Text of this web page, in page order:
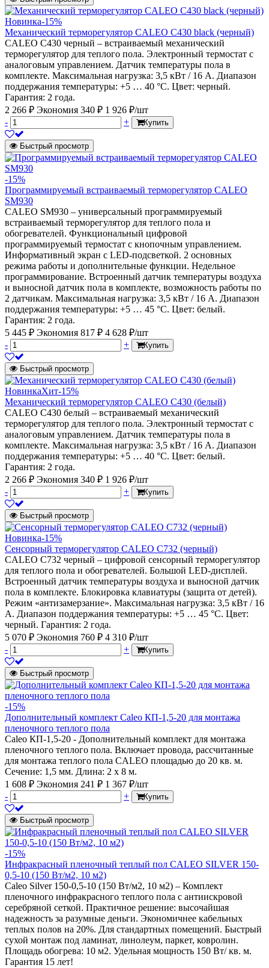
Новинка-15%
Механический терморегулятор CALEO C430 black (черный)
CALEO C430 черный – встраиваемый механический
терморегулятор для теплого пола. Электронный термостат с
аналоговым управлением. Датчик температуры пола в
комплекте. Максимальная нагрузка: 3,5 кВт / 16 А. Диапазон
поддержания температуры: +5 … 40 °С. Цвет: черный.
Гарантия: 2 года.
2 266 ₽ Экономия 340 ₽ 1 926 ₽/шт
-
+ Купить
Быстрый просмотр
-15%
Программируемый встраиваемый терморегулятор CALEO
SM930
CALEO SM930 – универсальный программируемый
встраиваемый терморегулятор для теплого пола и
обогревателей. Функциональный цифровой
программируемый термостат с кнопочным управлением.
Информативный экран с LED-подсветкой. 2 основных
режима работы и дополнительные функции. Недельное
программирование. Встроенный датчик температуры воздуха
и выносной датчик пола в комплекте, возможность работы по
2 датчикам. Максимальная нагрузка: 3,5 кВт / 16 А. Диапазон
поддержания температуры: +5 … 45 °С. Цвет: белый.
Гарантия: 2 года.
5 445 ₽ Экономия 817 ₽ 4 628 ₽/шт
-
+ Купить
Быстрый просмотр
НовинкаХит-15%
Механический терморегулятор CALEO С430 (белый)
CALEO C430 белый – встраиваемый механический
терморегулятор для теплого пола. Электронный термостат с
аналоговым управлением. Датчик температуры пола в
комплекте. Максимальная нагрузка: 3,5 кВт / 16 А. Диапазон
поддержания температуры: +5 … 40 °С. Цвет: белый.
Гарантия: 2 года.
2 266 ₽ Экономия 340 ₽ 1 926 ₽/шт
-
+ Купить
Быстрый просмотр
Новинка-15%
Сенсорный терморегулятор CALEO C732 (черный)
CALEO С732 черный – цифровой сенсорный терморегулятор
для теплого пола и обогревателей. Большой LED-дисплей.
Встроенный датчик температуры воздуха и выносной датчик
пола в комплекте. Блокировка клавиатуры (защита от детей).
Режим «антизамерзание». Максимальная нагрузка: 3,5 кВт / 16
А. Диапазон поддержания температуры: +5 … 45 °С. Цвет:
черный. Гарантия: 2 года.
5 070 ₽ Экономия 760 ₽ 4 310 ₽/шт
-
+ Купить
Быстрый просмотр
-15%
Дополнительный комплект Caleo КП-1,5-20 для монтажа
пленочного теплого пола
Caleo КП-1,5-20 - Дополнительный комплект для монтажа
пленочного теплого пола. Включает провода, рассчитанные
для монтажа теплого пола CALEO площадью до 20 кв. м.
Сечение: 1,5 мм. Длина: 2 х 8 м.
1 608 ₽ Экономия 241 ₽ 1 367 ₽/шт
-
+ Купить
Быстрый просмотр
-15%
Инфракрасный пленочный теплый пол CALEO SILVER 150-
0,5-10 (150 Вт/м2, 10 м2)
Caleo Silver 150-0,5-10 (150 Вт/м2, 10 м2) – Комплект
пленочного инфракрасного теплого пола с антиискровой
серебряной сеткой. Практичное решение: высочайшая
надежность за разумные деньги. Экономичнее кабельных
теплых полов на 20%. Для стандартных помещений. Быстрый
сухой монтаж под ламинат, линолеум, паркет, ковролин.
Площадь обогрева: 10 м2. Удельная мощность 150 Вт/ кв. м.
Гарантия 15 лет!